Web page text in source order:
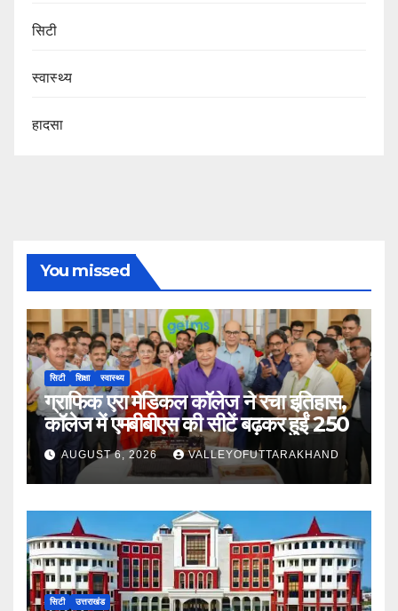
सिटी
स्वास्थ्य
हादसा
You missed
सिटी शिक्षा स्वास्थ्य
ग्राफिक एरा मेडिकल कॉलेज ने रचा इतिहास,
कॉलेज में एमबीबीएस की सीटें बढ़कर हुईं 250
AUGUST 6, 2026 VALLEYOFUTTARAKHAND
सिटी उत्तराखंड